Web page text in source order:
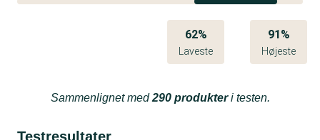
62%
Laveste
91%
Højeste
Sammenlignet med290 produkteri testen.
Testresultater